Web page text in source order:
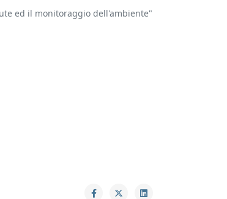
ed il monitoraggio dell'ambiente"